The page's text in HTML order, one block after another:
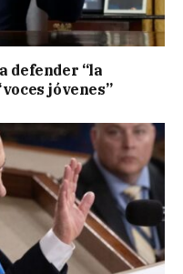
defender “la
jóvenes”